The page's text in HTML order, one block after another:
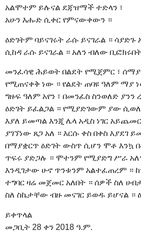
አልሞተም ይሉናል ደጃዝማች ተድላን ፣
አሁን እሑድ ሲቀር የምናውቀውን ።
ዕድገትም ባይናገሩት ራሱ ይናገራል ። ሳያድጉ
ሲከዳ ራሱ ይናገራል ። አለን ብለው
መንፈሳዊ ሕይወት በልደት የሚጀምር ፣
የሚጠናቀቅ ነው ። የልደት ጠባዩ ዓለም ማያ
ግዙፍ ዓለም አየን ፣ በመንፈስ ስንወለድ ያንን
ዕድገት ይፈልጋል ። የሚያድገውም ያው
እያለ ይመጣል እንጂ ሌላ አዲስ ነገር
ያገኘነው ጸጋ አለ ። እርሱ ቀስ በቀስ እያደገ
በማያቋርጥ ዕድገት ውስጥ ሲሆን ሞቶ እንኳ
ጥፍሩ ያድጋሉ ። ሞተንም የሚያድግ ሥራ
እንዲገታው ሁኖ ጥንቱንም አልተፈጠረም ።
ተግባር ዛሬ መጀመር አለበት ። ሰዎች ስለ
ስለ ስኬታቸው ብዙ መናገር ይወዱ ይሆናል ።
ይቀጥላል
መጋቢት 28 ቀን 2018 ዓ.ም.